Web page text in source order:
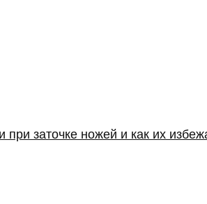
при заточке ножей и как их